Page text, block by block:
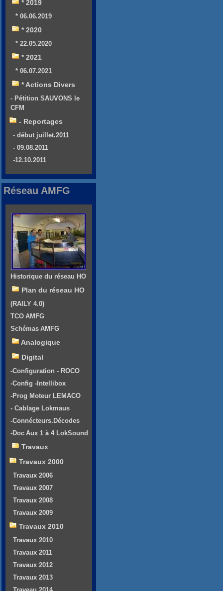
* 2019
* 06.06.2019
* 2020
* 22.05.2020
* 2021
* 06.07.2021
* Actions Divers
- Pétition SAUVONS le
CFM
- Reportages
- début juillet.2011
- 09.08.2011
-12.10.2011
Réseau AMFG
Historique du réseau HO
Plan du réseau HO
(RAILY 4.0)
TCO AMFG
Schémas AMFG
Analogique
Digital
-Configuration - ROCO
-Config -Intellibox
-Prog Moteur LEMACO
- Cablage Lokmaus
-Connécteurs.Décodes
-Doc Aux 1 à 4 LokSound
Travaux
Travaux 2000
Travaux 2006
Travaux 2007
Travaux 2008
Travaux 2009
Travaux 2010
Travaux 2010
Travaux 2011
Travaux 2012
Travaux 2013